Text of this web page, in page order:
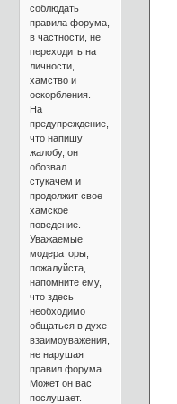
соблюдать
правила форума,
в частности, не
переходить на
личности,
хамство и
оскорбления.
На
предупреждение,
что напишу
жалобу, он
обозвал
стукачем и
продолжит свое
хамское
поведение.
Уважаемые
модераторы,
пожалуйста,
напомните ему,
что здесь
необходимо
общаться в духе
взаимоуважения,
не нарушая
правил форума.
Может он вас
послушает.